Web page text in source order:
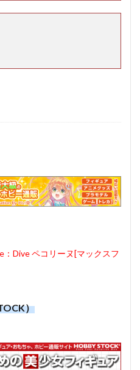
Dive ペコリーヌ[マックスフ
）